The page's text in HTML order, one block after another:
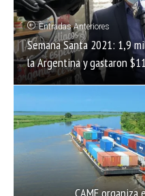
Entradas Anteriores
Semana Santa 2021: 1,9
la Argentina y gastaron